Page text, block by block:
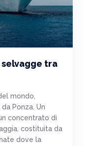
selvagge tra
mondo,
Ponza. Un
concentrato di
costituita da
dove la